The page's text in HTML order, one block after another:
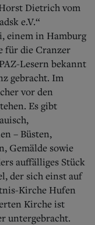
Dietrich vom
e.V.“
einem in Hamburg
für die Cranzer
Lesern bekannt
gebracht. Im
vor den
Es gibt
– Büsten,
Gemälde sowie
auffälliges Stück
der sich einst auf
Kirche Hufen
Kirche ist
untergebracht.